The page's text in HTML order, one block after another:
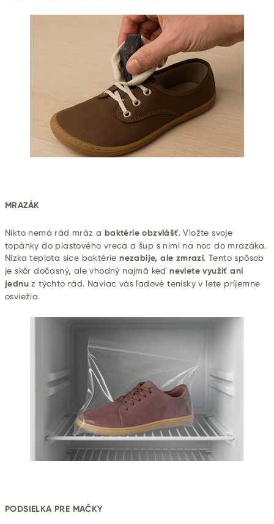
MRAZÁK
Nikto nemá rád mráz a baktérie obzvlášť. Vložte svoje
topánky do plastového vreca a šup s nimi na noc do mrazáka.
Nízka teplota síce baktérienezabije, ale zmrazí. Tento spôsob
je skôr dočasný, ale vhodný najmä keď neviete využiť ani
jednu z týchto rád. Naviac vás ľadové tenisky v lete príjemne
osviežia.
PODSIELKA PRE MAČKY